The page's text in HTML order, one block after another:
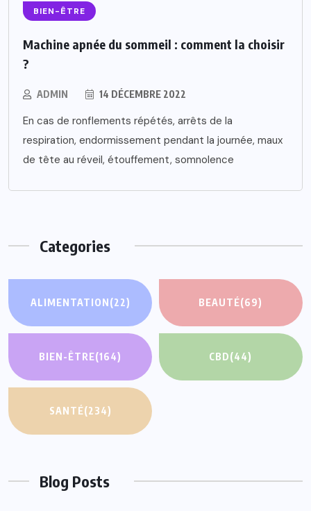
BIEN-ÊTRE
Machine apnée du sommeil : comment la choisir
?
ADMIN 14 DÉCEMBRE 2022
En cas de ronflements répétés, arrêts de la
respiration, endormissement pendant la journée, maux
de tête au réveil, étouffement, somnolence
Categories
ALIMENTATION(22) BEAUTÉ(69)
BIEN-ÊTRE(164) CBD(44)
SANTÉ(234)
Blog Posts